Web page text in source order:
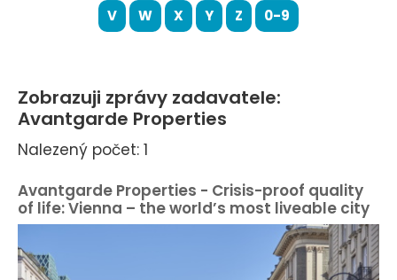
V
W X Y Z 0-9
Zobrazuji zprávy zadavatele:
Avantgarde Properties
Nalezený počet: 1
Avantgarde Properties - Crisis-proof quality
of life: Vienna – the world’s most liveable city